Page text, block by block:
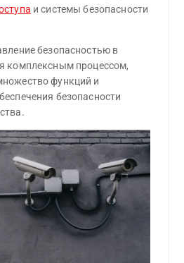
и системы безопасности
безопасностью в
комплексным процессом,
функций и
безопасности